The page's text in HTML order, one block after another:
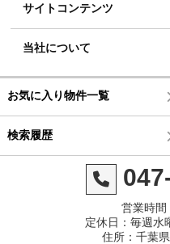
サイトコンテンツ
当社について
お気に入り物件一覧
検索履歴
営業時
定休日：毎週水
住所：千葉